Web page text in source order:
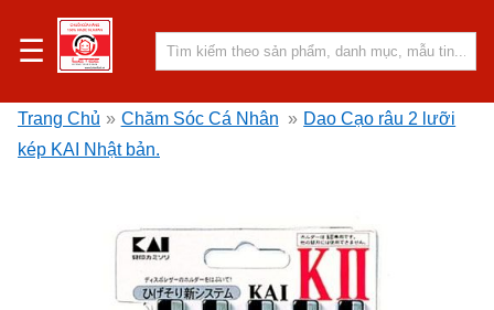
☰
Trang Chủ » Chăm Sóc Cá Nhân » Dao Cạo râu 2 lưỡi
kép KAI Nhật bản.